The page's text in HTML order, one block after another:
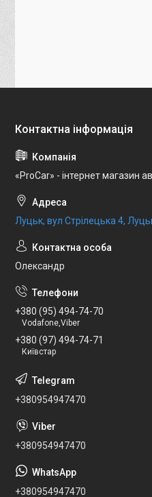
«ProCar» - інтернет магазин
Луцьк, вул Стрілецька 4,
Олександр
+380 (95) 494-74-70
Vodafone,Viber
+380 (97) 494-74-71
Київстар
+380954947470
+380954947470
+380954947470